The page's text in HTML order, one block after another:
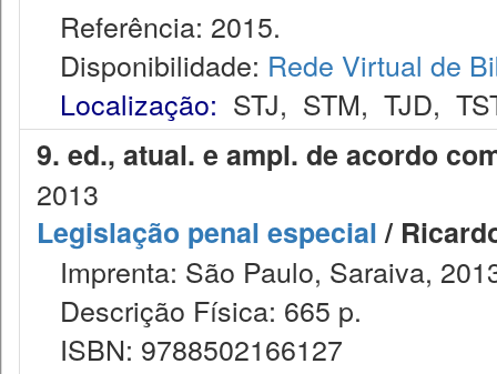
Referência: 2015.
Disponibilidade: Rede Virtual de
Localização: STJ, STM, TJD,
9. ed., atual. e ampl. de acordo
2013
Legislação penal especial/
Imprenta: São Paulo, Saraiva,
Descrição Física: 665 p.
ISBN: 9788502166127